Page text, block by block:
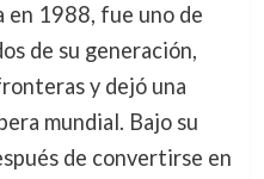
en 1988, fue uno de
de su generación,
y dejó una
mundial. Bajo su
de convertirse en